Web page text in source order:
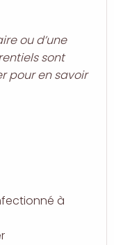
ou d’une
sont
pour en savoir
à